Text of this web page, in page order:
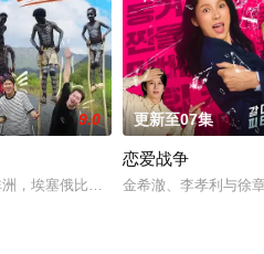
面对真真假假的线索和无处不在的心
、SHINee、EXO、TWICE、
9.0
，埃塞俄比亚 여행지로 생각해본 적
更新至07集
恋爱战争
金希澈、李孝利与徐